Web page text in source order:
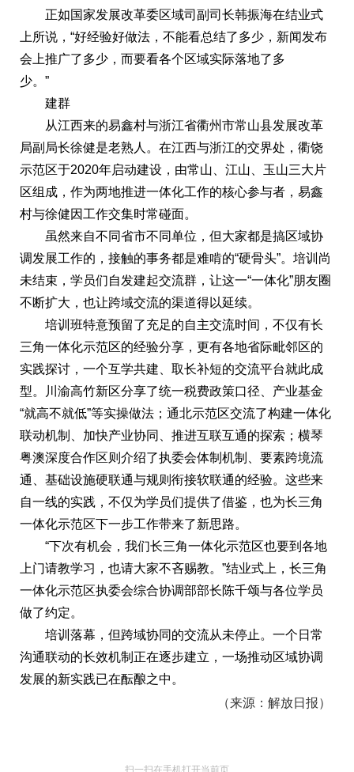
正如国家发展改革委区域司副司长韩振海在结业式
上所说，“好经验好做法，不能看总结了多少，新闻发布
会上推广了多少，而要看各个区域实际落地了多
少。”
建群
从江西来的易鑫村与浙江省衢州市常山县发展改革
局副局长徐健是老熟人。在江西与浙江的交界处，衢饶
示范区于2020年启动建设，由常山、江山、玉山三大片
区组成，作为两地推进一体化工作的核心参与者，易鑫
村与徐健因工作交集时常碰面。
虽然来自不同省市不同单位，但大家都是搞区域协
调发展工作的，接触的事务都是难啃的“硬骨头”。培训尚
未结束，学员们自发建起交流群，让这一“一体化”朋友圈
不断扩大，也让跨域交流的渠道得以延续。
培训班特意预留了充足的自主交流时间，不仅有长
三角一体化示范区的经验分享，更有各地省际毗邻区的
实践探讨，一个互学共建、取长补短的交流平台就此成
型。川渝高竹新区分享了统一税费政策口径、产业基金
“就高不就低”等实操做法；通北示范区交流了构建一体化
联动机制、加快产业协同、推进互联互通的探索；横琴
粤澳深度合作区则介绍了执委会体制机制、要素跨境流
通、基础设施硬联通与规则衔接软联通的经验。这些来
自一线的实践，不仅为学员们提供了借鉴，也为长三角
一体化示范区下一步工作带来了新思路。
“下次有机会，我们长三角一体化示范区也要到各地
上门请教学习，也请大家不吝赐教。”结业式上，长三角
一体化示范区执委会综合协调部部长陈千颂与各位学员
做了约定。
培训落幕，但跨域协同的交流从未停止。一个日常
沟通联动的长效机制正在逐步建立，一场推动区域协调
发展的新实践已在酝酿之中。
（来源：解放日报）
扫一扫在手机打开当前页